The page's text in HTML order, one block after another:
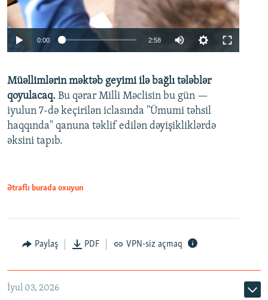
Auto 240p 360p 480p
720p 1080p
0:00 2:58
360p
480p
720p
Müəllimlərin məktəb geyimi ilə bağlı tələblər
qoyulacaq. Bu qərar Milli Məclisin bu gün —
iyulun 7-də keçirilən iclasında "Ümumi təhsil
haqqında" qanuna təklif edilən dəyişikliklərdə
əksini tapıb.
Ətraflı burada oxuyun
Paylaş PDF VPN-siz açmaq
İyul 03, 2026